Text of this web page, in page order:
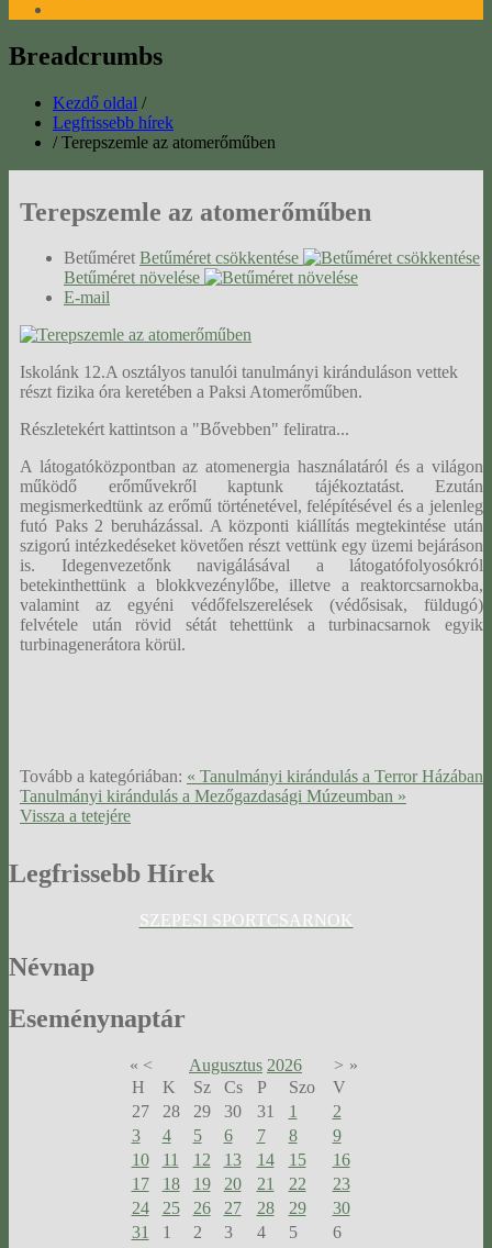
Breadcrumbs
Kezdő oldal /
Legfrissebb hírek
/ Terepszemle az atomerőműben
Terepszemle az atomerőműben
Betűméret Betűméret csökkentése
Betűméret növelése
E-mail
Iskolánk 12.A osztályos tanulói tanulmányi kiránduláson vettek
részt fizika óra keretében a Paksi Atomerőműben.
Részletekért kattintson a "Bővebben" feliratra...
A látogatóközpontban az atomenergia használatáról és a világon
működő erőművekről kaptunk tájékoztatást. Ezután
megismerkedtünk az erőmű történetével, felépítésével és a jelenleg
futó Paks 2 beruházással. A központi kiállítás megtekintése után
szigorú intézkedéseket követően részt vettünk egy üzemi bejáráson
is. Idegenvezetőnk navigálásával a látogatófolyosókról
betekinthettünk a blokkvezénylőbe, illetve a reaktorcsarnokba,
valamint az egyéni védőfelszerelések (védősisak, füldugó)
felvétele után rövid sétát tehettünk a turbinacsarnok egyik
turbinagenerátora körül.
Tovább a kategóriában: « Tanulmányi kirándulás a Terror Házában
Tanulmányi kirándulás a Mezőgazdasági Múzeumban »
Vissza a tetejére
Legfrissebb Hírek
SZEPESI SPORTCSARNOK
Névnap
Eseménynaptár
« < Augusztus 2026 > »
H
K Sz Cs P Szo
V
27
28 29 30 31 1
2
3
4 5 6 7 8
9
10
11 12 13 14 15
16
17
18 19 20 21 22
23
24
25 26 27 28 29
30
31
1 2 3 4 5 6